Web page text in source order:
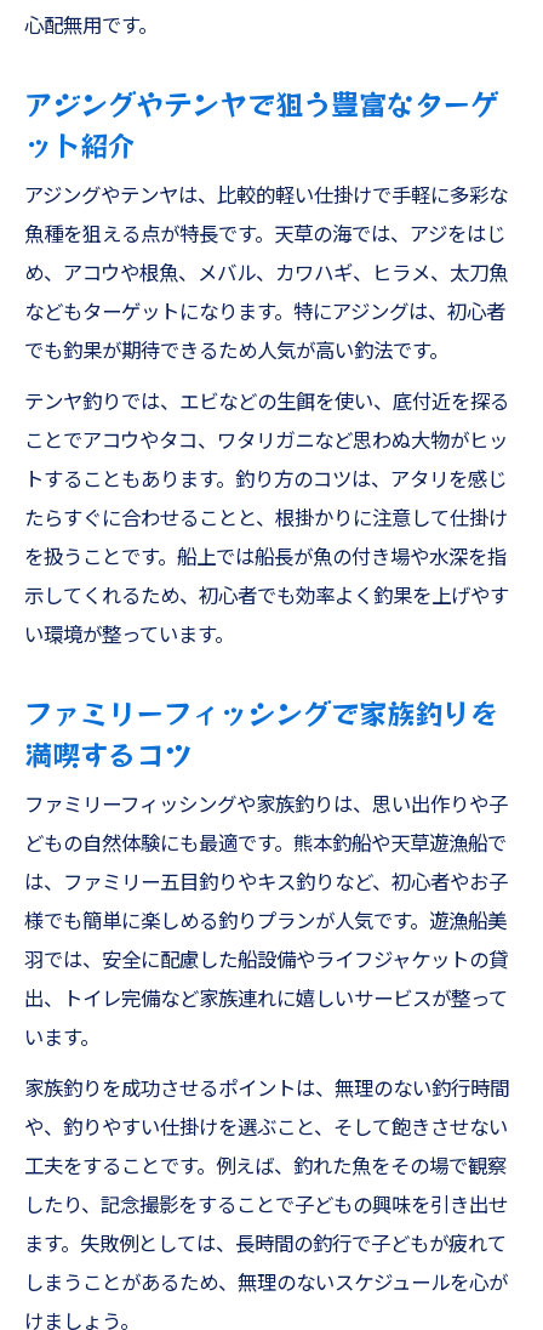
グ
ファミリー五目釣りで根魚や太刀魚を狙う
タイラバ・テンヤ・SLJで家族釣りを満喫
子供と一緒に楽しむファミリーフィッシン
グ術
遊漁船美羽の安心ポイントと家族連れ体験
談
ワタリガニやアコウなど狙えるターゲット豊富
ワタリガニやアコウの釣り方と天草海域の
魅力
熊本釣船・遊漁船美羽で多彩なターゲット
を体験
説
ジギングやタイジギの新しい釣りチャレン
ジ
根魚・タコ・イカ類狙いのおすすめプラン
心配無用です。
アジングやテンヤで狙う豊富なターゲ
ット紹介
アジングやテンヤは、比較的軽い仕掛けで手軽に多彩な
魚種を狙える点が特長です。天草の海では、アジをはじ
め、アコウや根魚、メバル、カワハギ、ヒラメ、太刀魚
などもターゲットになります。特にアジングは、初心者
でも釣果が期待できるため人気が高い釣法です。
テンヤ釣りでは、エビなどの生餌を使い、底付近を探る
ことでアコウやタコ、ワタリガニなど思わぬ大物がヒッ
トすることもあります。釣り方のコツは、アタリを感じ
たらすぐに合わせることと、根掛かりに注意して仕掛け
を扱うことです。船上では船長が魚の付き場や水深を指
示してくれるため、初心者でも効率よく釣果を上げやす
い環境が整っています。
ファミリーフィッシングで家族釣りを
満喫するコツ
ファミリーフィッシングや家族釣りは、思い出作りや子
どもの自然体験にも最適です。熊本釣船や天草遊漁船で
は、ファミリー五目釣りやキス釣りなど、初心者やお子
様でも簡単に楽しめる釣りプランが人気です。遊漁船美
羽では、安全に配慮した船設備やライフジャケットの貸
出、トイレ完備など家族連れに嬉しいサービスが整って
います。
家族釣りを成功させるポイントは、無理のない釣行時間
や、釣りやすい仕掛けを選ぶこと、そして飽きさせない
工夫をすることです。例えば、釣れた魚をその場で観察
したり、記念撮影をすることで子どもの興味を引き出せ
ます。失敗例としては、長時間の釣行で子どもが疲れて
しまうことがあるため、無理のないスケジュールを心が
けましょう。